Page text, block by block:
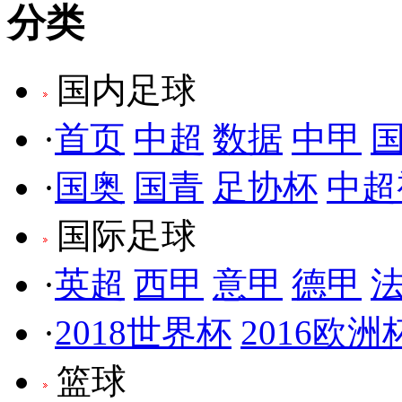
分类
国内足球
·首页 中超 数据 中甲
· 国奥 国青 足协杯 中
国际足球
·英超 西甲 意甲 德甲
·2018世界杯 2016欧洲
篮球